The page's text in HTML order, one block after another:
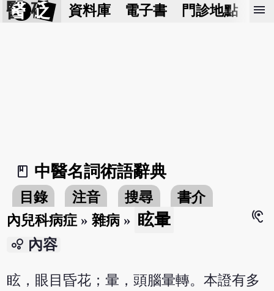
醫 砭 資料庫 電子書 門診地點 預
menu
book_2
中醫名詞術語辭典
目錄 注音 搜尋
書介
內兒科病症 »雜病 » 眩暈
hearing
bubble_chart 內容
眩，眼目昏花；暈，頭腦暈轉。本證有多